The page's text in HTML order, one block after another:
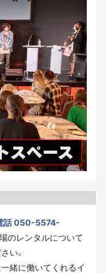
話 050-5574-
場のレンタルについて
い。
緒に働いてくれるイ